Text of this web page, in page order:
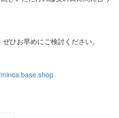
ひお早めにご検討ください。